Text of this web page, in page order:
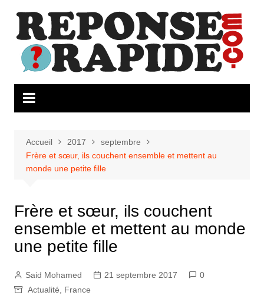
contenu
Accueil 2017
septembre
Frère et sœur, ils couchent ensemble et mettent au
monde une petite fille
Frère et sœur, ils couchent
ensemble et mettent au monde
une petite fille
Said Mohamed 21 septembre 2017
0
Actualité
France